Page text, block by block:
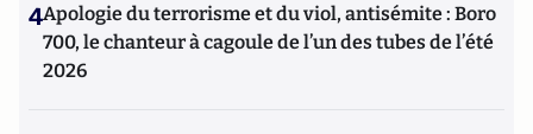
4Apologie du terrorisme et du viol, antisémite : Boro
700, le chanteur à cagoule de l’un des tubes de l’été
2026